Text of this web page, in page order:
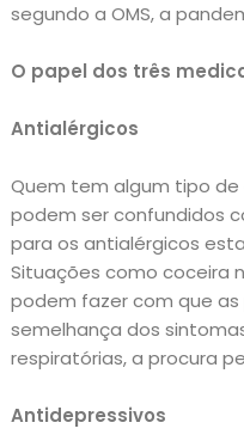
Início
Academia
Beleza
Bora
lá!
Casa
e
segundo a OMS, a
O papel dos três
Antialérgicos
Quem tem algum tipo de
podem ser confundidos
para os antialérgicos
Situações como coceira
podem fazer com que
semelhança dos
respiratórias, a procura
Antidepressivos